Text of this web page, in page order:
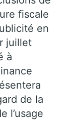
fiscale
en
juillet
à
de la
l’usage